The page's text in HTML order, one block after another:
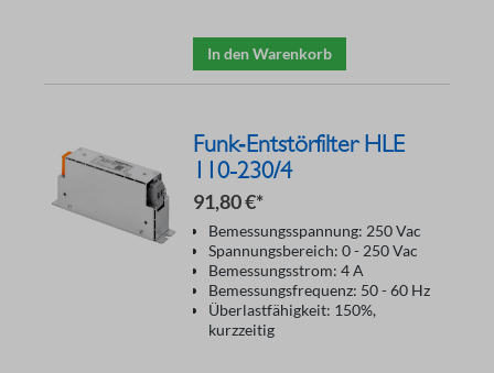
In den Warenkorb
Funk‑Entstörfilter HLE
110-230/4
91,80 €*
Bemessungsspannung: 250 Vac
Spannungsbereich: 0 - 250 Vac
Bemessungsstrom: 4 A
Bemessungsfrequenz: 50 - 60 Hz
Überlastfähigkeit: 150%,
kurzzeitig